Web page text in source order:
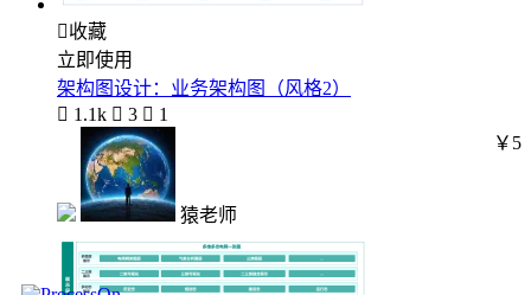
收藏
立即使用
架构图设计：业务架构图（风格2）
 1.1k  3  1
猿老师
￥5